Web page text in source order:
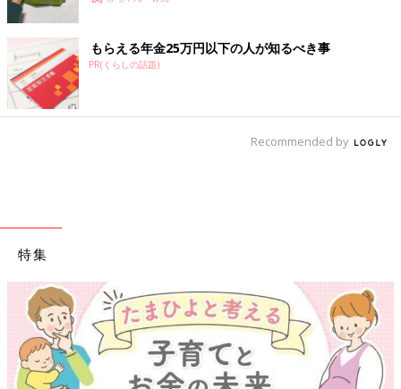
出典：Instagramアカウント「hiyoco_tea」
ヒヨコさんが購入したのはミスターチーズケーキのアイスクリー
ム。チーズが濃厚で、粒も入っていて美味しかったそうです。レ
モン＆バニラの味なので、さっぱりと食べられそうなアイスクリ
ームですね。
もらえる年金25万円以下の人が知るべき事
PR(くらしの話題)
Recommended by
特集